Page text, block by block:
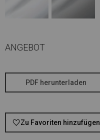
ANGEBOT
PDF herunterladen
Zu Favoriten hinzufügen